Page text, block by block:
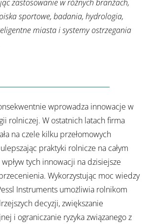
zastosowanie w różnych branżach,
sportowe, badania, hydrologia,
miasta i systemy ostrzegania
wprowadza innowacje w
rolniczej. W ostatnich latach firma
na czele kilku przełomowych
praktyki rolnicze na całym
tych innowacji na dzisiejsze
Wykorzystując moc wiedzy
Instruments umożliwia rolnikom
decyzji, zwiększanie
i ograniczanie ryzyka związanego z